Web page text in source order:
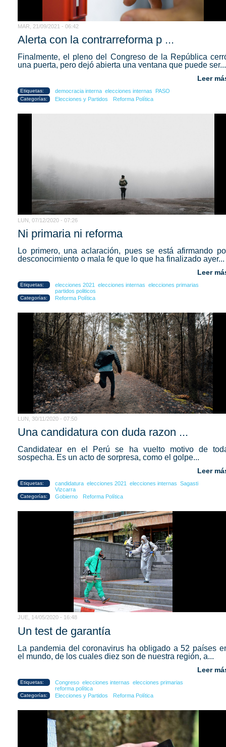
MAR, 21/09/2021 - 06:42
Alerta con la contrarreforma p ...
Finalmente, el pleno del Congreso de la República
una puerta, pero dejó abierta una ventana que puede ser...
Leer
Etiquetas: democracia interna elecciones internas PASO
Categorías: Elecciones y Partidos Reforma Política
LUN, 07/12/2020 - 07:26
Ni primaria ni reforma
Lo primero, una aclaración, pues se está afirmando
desconocimiento o mala fe que lo que ha finalizado ayer...
Leer
Etiquetas: elecciones 2021 elecciones internas elecciones primarias
partidos politicos
Categorías: Reforma Política
LUN, 30/11/2020 - 07:50
Una candidatura con duda razon ...
Candidatear en el Perú se ha vuelto motivo de
sospecha. Es un acto de sorpresa, como el golpe...
Leer
Etiquetas: candidatura elecciones 2021 elecciones internas Sagasti
Vizcarra
Categorías: Gobierno Reforma Política
JUE, 14/05/2020 - 16:48
Un test de garantía
La pandemia del coronavirus ha obligado a 52 países
el mundo, de los cuales diez son de nuestra región, a...
Leer
Etiquetas: Congreso elecciones internas elecciones primarias
reforma política
Categorías: Elecciones y Partidos Reforma Política